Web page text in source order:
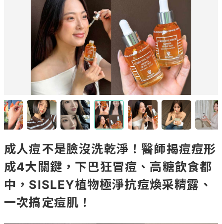
成人痘不是臉沒洗乾淨！醫師揭痘痘形
成4大關鍵，下巴狂冒痘、高糖飲食都
中，SISLEY植物極淨抗痘煥采精露、
一次搞定痘肌！